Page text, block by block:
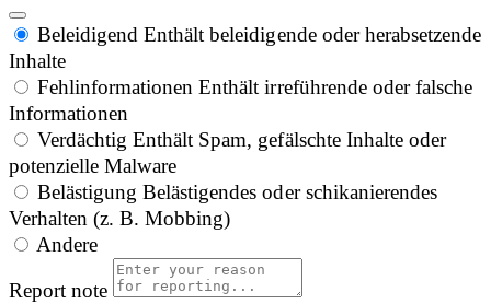
Beleidigend Enthält beleidigende oder herabsetzende
Inhalte
Fehlinformationen Enthält irreführende oder falsche
Informationen
Verdächtig Enthält Spam, gefälschte Inhalte oder
potenzielle Malware
Belästigung Belästigendes oder schikanierendes
Verhalten (z. B. Mobbing)
Andere
Report note